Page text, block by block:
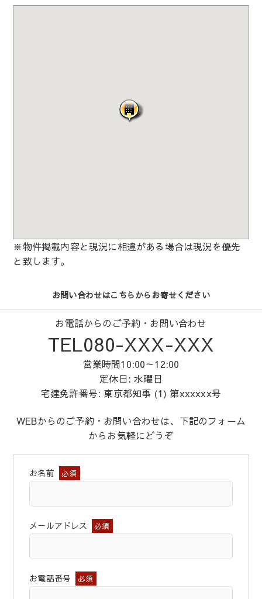
※物件掲載内容と現況に相違がある場合は現況を優先
と致します。
お問い合わせはこちらからお寄せください
お電話からのご予約・お問い合わせ
TEL080-XXX-XXX
営業時間10:00～12:00
定休日: 水曜日
宅建免許番号: 東京都知事 (1) 第xxxxxx号
WEBからのご予約・お問い合わせは、下記のフォーム
からお気軽にどうぞ
お名前 必須
メールアドレス 必須
お電話番号 必須